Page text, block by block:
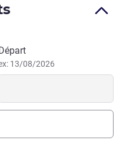
de société qu'offre cette
Départ
13/08/2026